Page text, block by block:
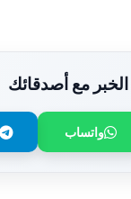
مع أصدقائك
واتساب